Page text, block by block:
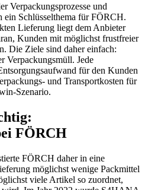
Verpackungsprozesse und
ein Schlüsselthema für FÖRCH.
Lieferung liegt dem Anbieter
Kunden mit möglichst frustfreier
Die Ziele sind daher einfach:
Verpackungsmüll. Jede
für den Kunden
und Transportkosten für
Szenario.
FÖRCH
FÖRCH daher in eine
möglichst wenige Packmittel
viele Artikel so zuordnet,